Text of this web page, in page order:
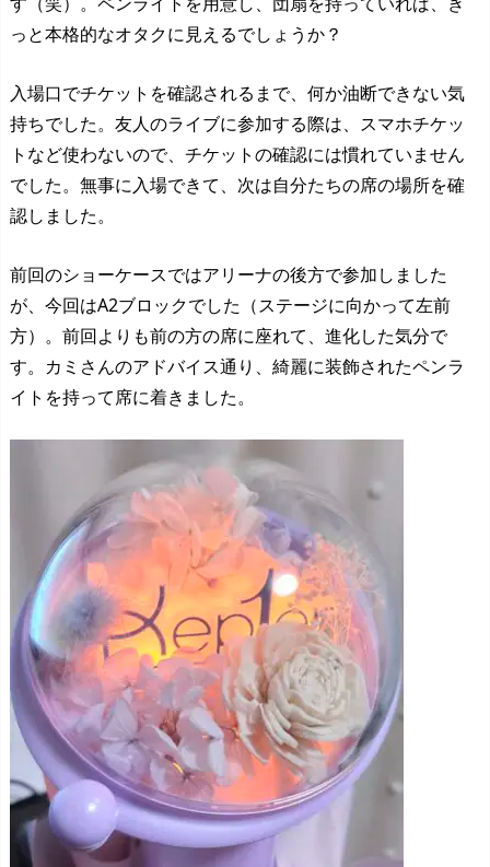
っと本格的なオタクに見えるでしょうか？
入場口でチケットを確認されるまで、何か油断できない気
持ちでした。友人のライブに参加する際は、スマホチケッ
トなど使わないので、チケットの確認には慣れていません
でした。無事に入場できて、次は自分たちの席の場所を確
認しました。
前回のショーケースではアリーナの後方で参加しました
が、今回はA2ブロックでした（ステージに向かって左前
方）。前回よりも前の方の席に座れて、進化した気分で
す。カミさんのアドバイス通り、綺麗に装飾されたペンラ
イトを持って席に着きました。